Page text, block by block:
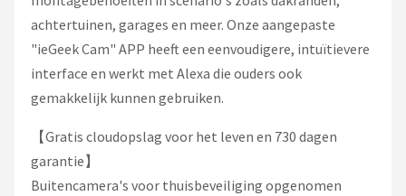
achtertuinen, garages en meer. Onze aangepaste
"ieGeek Cam" APP heeft een eenvoudigere, intuïtievere
interface en werkt met Alexa die ouders ook
gemakkelijk kunnen gebruiken.
【Gratis cloudopslag voor het leven en 730 dagen
garantie】
Buitencamera's voor thuisbeveiliging opgenomen